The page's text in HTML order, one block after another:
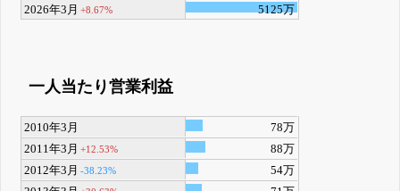
2026年3月 +8.67% 5125万
一人当たり営業利益
2010年3月
78万
2011年3月 +12.53%
88万
2012年3月 -38.23%
54万